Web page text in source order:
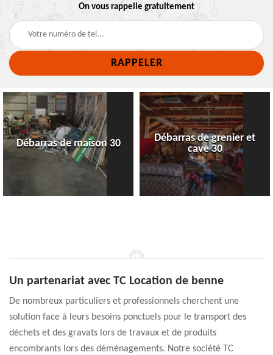
On vous rappelle gratuitement
Débarras de maison 30
Débarras de grenier et
cave 30
Un partenariat avec TC Location de benne
De nombreux particuliers et professionnels cherchent une
solution face à leurs besoins ponctuels pour le transport des
déchets et des gravats lors de travaux et de produits
encombrants lors des déménagements. Notre société TC